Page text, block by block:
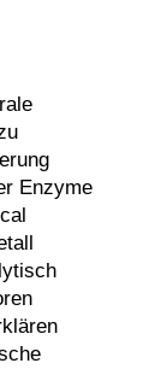
Enzyme